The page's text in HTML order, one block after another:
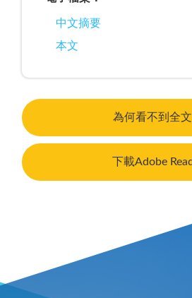
中文摘要
本文
為何看不到全文
下載Adobe